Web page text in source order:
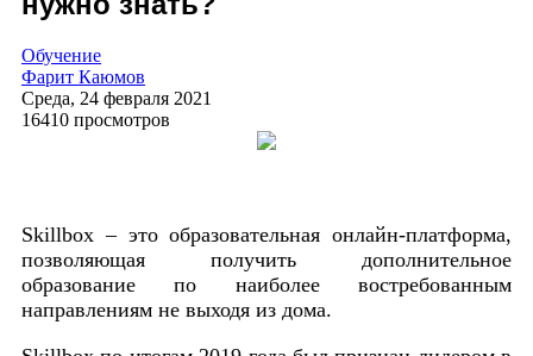
Обучение
Фарит Каюмов
Среда, 24 февраля 2021
16410 просмотров
Skillbox – это образовательная онлайн-платформа,
позволяющая получить дополнительное
образование по наиболее востребованным
направлениям не выходя из дома.